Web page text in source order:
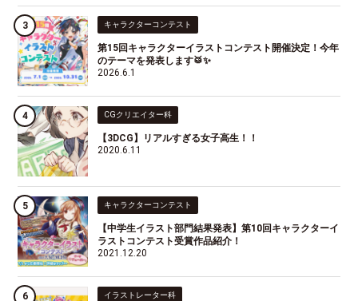
キャラクターコンテスト
第15回キャラクターイラストコンテスト開催決定！今年
のテーマを発表します🥁✨
2026.6.1
CGクリエイター科
【3DCG】リアルすぎる女子高生！！
2020.6.11
キャラクターコンテスト
【中学生イラスト部門結果発表】第10回キャラクターイ
ラストコンテスト受賞作品紹介！
2021.12.20
イラストレーター科